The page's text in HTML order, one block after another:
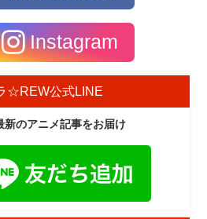
Instagram
☆REW公式LINE
新のアニメ記事をお届け